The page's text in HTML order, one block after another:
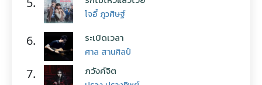
โจอี้ ภูวศิษฐ์
6. ระเบิดเวลา
ศาล สานศิลป์
7. ภวังค์จิต